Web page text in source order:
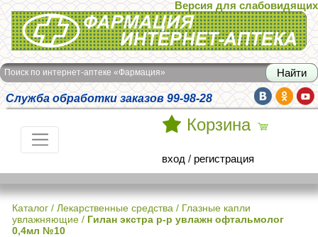
Интернет-аптека Фармация
Версия для слабовидящих
Поиск по интернет-аптеке «Фармация»
Служба обработки заказов 99-98-28
Корзина
вход / регистрация
Каталог / Лекарственные средства / Глазные капли
увлажняющие / Гилан экстра р-р увлажн офтальмолог
0,4мл №10